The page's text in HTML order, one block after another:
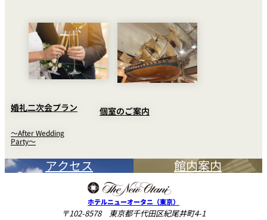
婚礼二次会プラン
～After Wedding
Party～
個室のご案内
アクセス 館内案内
ホテルニューオータニ（東京）
〒102-8578 東京都千代田区紀尾井町4-1